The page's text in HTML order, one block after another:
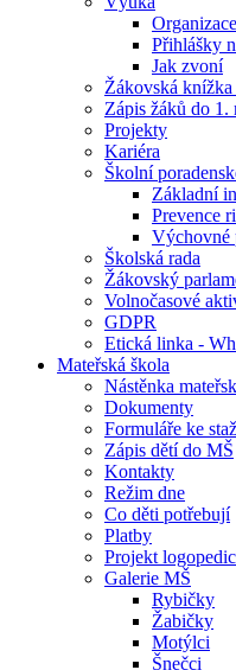
Přihlášky
Jak zvoní
Žákovská
Zápis žáků do 1.
Projekty
Kariéra
Školní
Základní
Prevence
Výchovné
Školská rada
Žákovský
Volnočasové
GDPR
Etická linka -
Mateřská škola
Nástěnka
Dokumenty
Formuláře ke
Zápis dětí do MŠ
Kontakty
Režim dne
Co děti potřebují
Platby
Projekt
Galerie MŠ
Rybičky
Žabičky
Motýlci
Šnečci